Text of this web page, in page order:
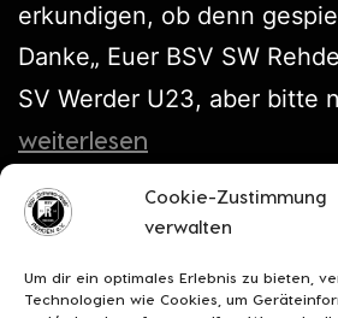
Cookie-Zustimmung
verwalten
Um dir ein optimales Erlebnis zu bieten,
Technologien wie Cookies, um
erkundigen, ob denn
Danke„ Euer BSV SW
SV Werder U23, aber bitte
weiterlesen
Veröffentlicht am
März 15, 2023